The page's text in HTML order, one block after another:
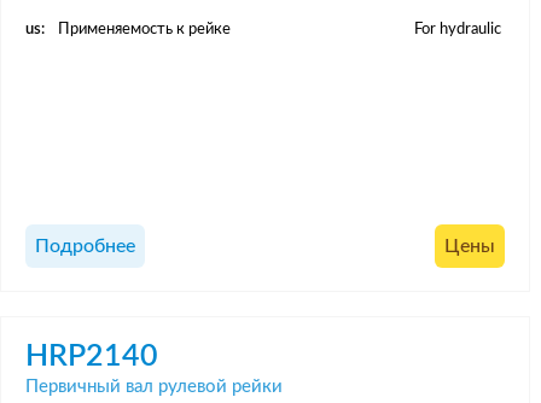
us: Применяемость к рейке For hydraulic
Подробнее Цены
HRP2140
Первичный вал рулевой рейки